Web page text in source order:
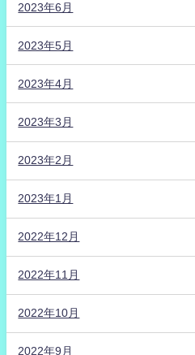
2023年6月
2023年5月
2023年4月
2023年3月
2023年2月
2023年1月
2022年12月
2022年11月
2022年10月
2022年9月